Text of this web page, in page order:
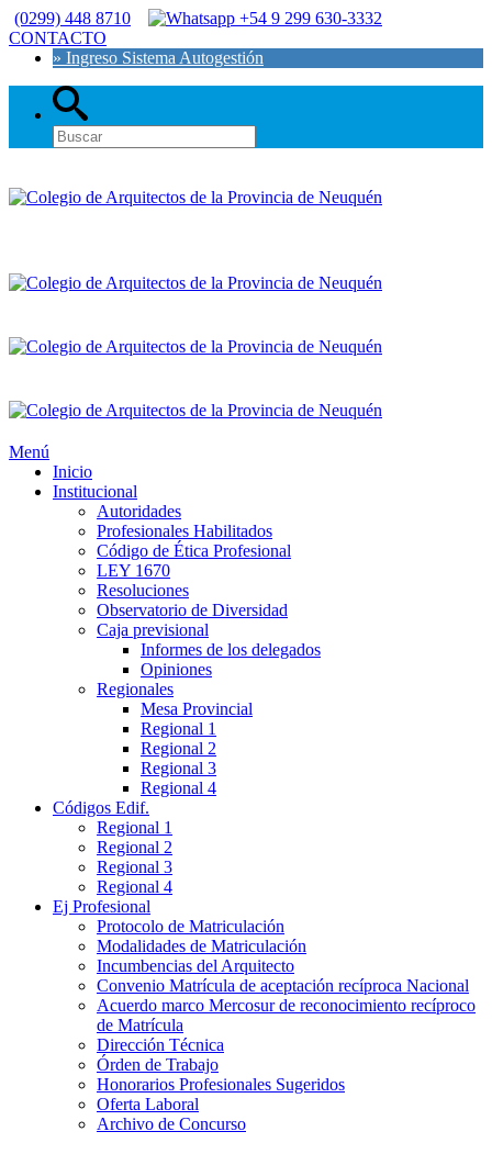
(0299) 448 8710
+54 9 299 630-3332
CONTACTO
» Ingreso Sistema Autogestión
Menú
Inicio
Institucional
Autoridades
Profesionales Habilitados
Código de Ética Profesional
LEY 1670
Resoluciones
Observatorio de Diversidad
Caja previsional
Informes de los delegados
Opiniones
Regionales
Mesa Provincial
Regional 1
Regional 2
Regional 3
Regional 4
Códigos Edif.
Regional 1
Regional 2
Regional 3
Regional 4
Ej Profesional
Protocolo de Matriculación
Modalidades de Matriculación
Incumbencias del Arquitecto
Convenio Matrícula de aceptación recíproca Nacional
Acuerdo marco Mercosur de reconocimiento recíproco
de Matrícula
Dirección Técnica
Órden de Trabajo
Honorarios Profesionales Sugeridos
Oferta Laboral
Archivo de Concurso